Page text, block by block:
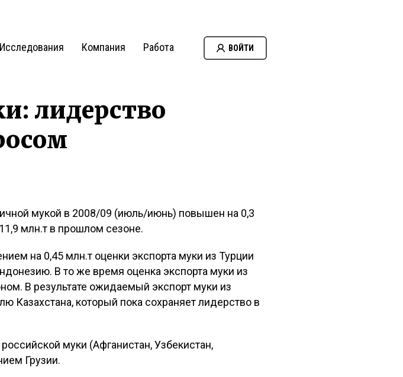
Исследования Компания Работа ВОЙТИ
лидерство
мукой в 2008/09 (июль/июнь) повышен на 0,3
млн.т в прошлом сезоне.
на 0,45 млн.т оценки экспорта муки из Турции
В то же время оценка экспорта муки из
В результате ожидаемый экспорт муки из
Казахстана, который пока сохраняет лидерство в
муки (Афганистан, Узбекистан,
Грузии.